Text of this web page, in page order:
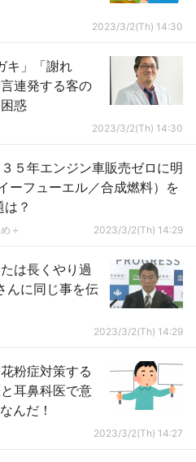
2023/3/2(Th) 14:30
キ」「謝れ
連発する客の
惑
2023/3/2(Th) 14:30
５年エンジン車販売ゼロに明
？
＋ 2023/3/2(Th) 14:29
は長くやり過
に同じ事を伝
2023/3/2(Th) 14:29
粉症対策する
耳鼻科医で意
んだ！
2023/3/2(Th) 14:27